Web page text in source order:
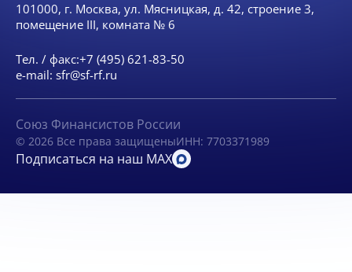
101000, г. Москва, ул. Мясницкая, д. 42, строение 3,
помещение III, комната № 6
Тел. / факс:+7 (495) 621-83-50
e-mail: sfr@sf-rf.ru
Союз Финансистов России
© 2026 Все права защищеныИНН: 7703371989
Подписаться на наш MAX